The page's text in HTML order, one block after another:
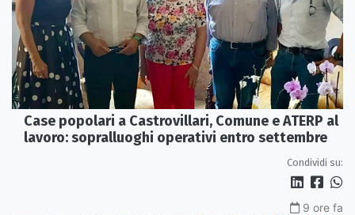
Case popolari a Castrovillari, Comune e ATERP al
lavoro: sopralluoghi operativi entro settembre
Condividi su:
9 ore fa